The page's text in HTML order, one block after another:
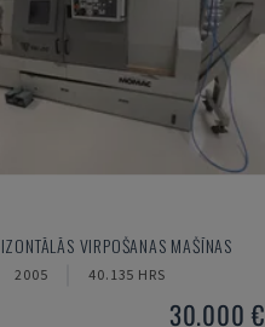
VIRPOŠANAS MAŠĪNAS
2005 40.135 HRS
30.000 €